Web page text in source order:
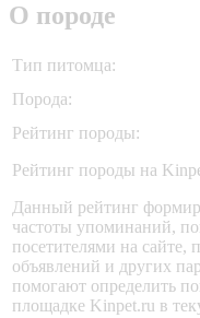
О породе
Тип питомца:
Порода:
Рейтинг породы:
Рейтинг породы на
Данный рейтинг
частоты упоминаний,
посетителями на сайте,
объявлений и других
помогают определить
площадке Kinpet.ru в